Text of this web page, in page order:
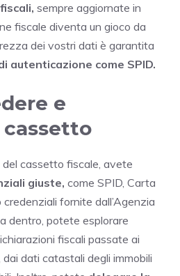
sempre aggiornate in
fiscale diventa un gioco da
dei vostri dati è garantita
autenticazione come SPID.
e
cassetto fiscale, avete
giuste, come SPID, Carta
fornite dall’Agenzia
dentro, potete esplorare
fiscali passate ai
dati catastali degli immobili